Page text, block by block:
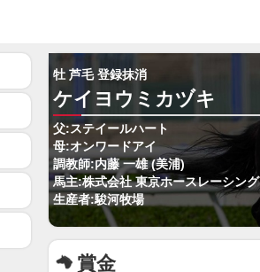
牡 芦毛 登録抹消
ケイヨウミカヅキ
父:ステイールハート
母:オンワードアイ
調教師:内藤 一雄 (美浦)
馬主:株式会社 東京ホースレーシング
生産者:駿河牧場
賞金